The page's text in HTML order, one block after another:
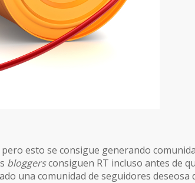
esto se consigue generando
bloggersconsiguen RT incluso antes de
una comunidad de seguidores